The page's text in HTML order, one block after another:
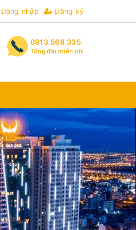
Đăng nhập Đăng ký
0913.568.335
Tổng đài miễn phí